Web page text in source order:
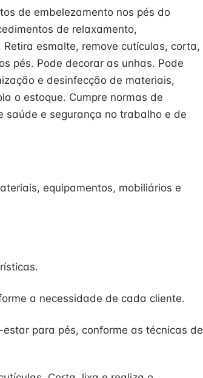
de embelezamento nos pés do
de relaxamento,
esmalte, remove cutículas, corta,
pés. Pode decorar as unhas. Pode
e desinfecção de materiais,
o estoque. Cumpre normas de
saúde e segurança no trabalho e de
equipamentos, mobiliários e
a necessidade de cada cliente.
para pés, conforme as técnicas de